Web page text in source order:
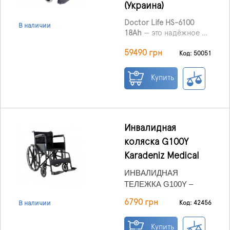
В наличии
(Украина)
Doctor Life HS-6100
18Ah — это надёжное и
кресло для активных
важны независимость,
мобильность и комфорт.
помещении, так и для
дома.
59490 грн Код: 50051
Купить
В наличии
Инвалидная
коляска G100Y
Karadeniz Medical
ИНВАЛИДНАЯ
ТЕЛЕЖКА G100Y –
САМОСТОЯТЕЛЬНОГО
ПЕРЕДВИЖЕНИЯ И
6790 грн Код: 42456
Купить